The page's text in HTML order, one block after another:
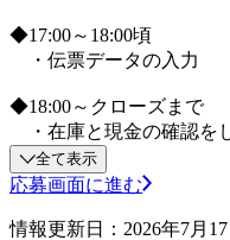
◆17:00～18:00頃
・伝票データの入力
◆18:00～クローズまで
・在庫と現金の確認を
全て表示
応募画面に進む
情報更新日：2026年7月17